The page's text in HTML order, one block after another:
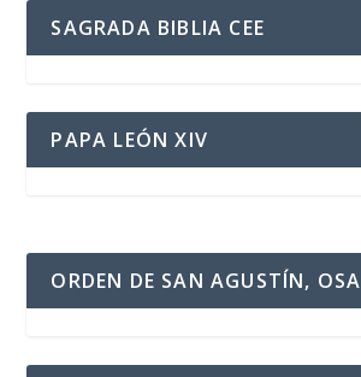
SAGRADA BIBLIA CEE
PAPA LEÓN XIV
ORDEN DE SAN AGUSTÍN, OSA